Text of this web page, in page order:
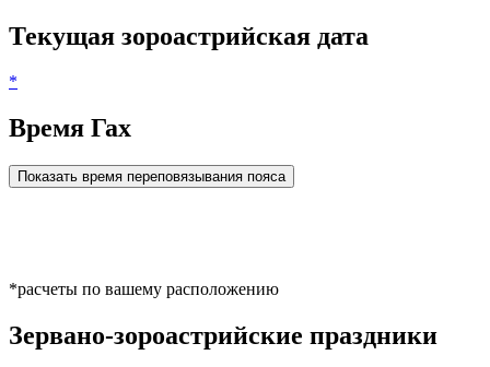
Текущая зороастрийская дата
*
Время Гах
Показать время переповязывания пояса
*расчеты по вашему расположению
Зервано-зороастрийские праздники